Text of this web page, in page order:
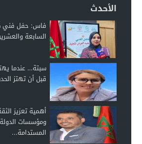
الأحدث
فاس: حفل فني
السابعة
سبتة… عندما
قبل أن تهتز
أهمية تعزيز
ومؤسسات
المستدامة...